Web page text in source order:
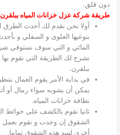
دون قلق.
طريقة شركة عزل خزانات المياه ببلقرن
أولا نحن نقدم لك أحدث الطرق
بنوعيها العلوى و السفلي و
المائي و التي سوف نستوفي
نشرح لك الطريقة التي نقوم
ببلقرن.
في بداية الأمر يقوم العمال
يمكن أن يشوبه سواء رمال أو
نظافة خزانات المياه.
ثانيا نقوم بالكشف على حوائط
الشقوق إن وجدت و نقوم بعمل
أخرى لسد هذه الشقوق تماما.